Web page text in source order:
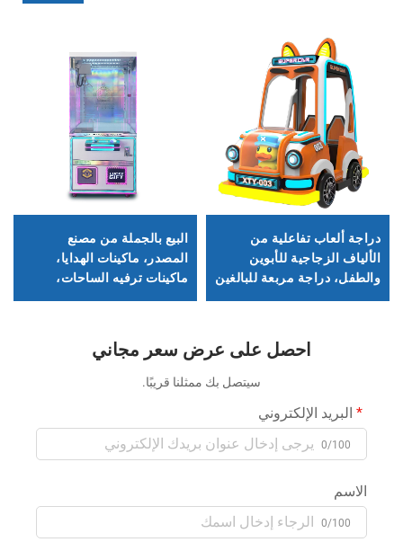
دراجة ألعاب تفاعلية من
الألياف الزجاجية للأبوين
والطفل، دراجة مربعة للبالغين
البيع بالجملة من مصنع
المصدر، ماكينات الهدايا،
ماكينات ترفيه الساحات،
احصل على عرض سعر مجاني
سيتصل بك ممثلنا قريبًا.
البريد الإلكتروني
0/100
الاسم
0/100